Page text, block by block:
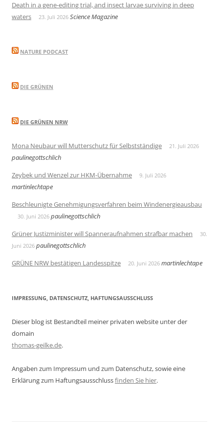
Death in a gene-editing trial, and insect larvae surviving in deep
waters
23. Juli 2026 Science Magazine
NATURE PODCAST
DIE GRÜNEN
DIE GRÜNEN NRW
Mona Neubaur will Mutterschutz für Selbstständige 21. Juli 2026
paulinegottschlich
Zeybek und Wenzel zur HKM-Übernahme
9. Juli 2026
martinlechtape
Beschleunigte Genehmigungsverfahren beim Windenergieausbau
30. Juni 2026 paulinegottschlich
Grüner Justizminister will Spanneraufnahmen strafbar machen
30.
Juni 2026 paulinegottschlich
GRÜNE NRW bestätigen Landesspitze
20. Juni 2026 martinlechtape
IMPRESSUNG, DATENSCHUTZ, HAFTUNGSAUSSCHLUSS
Dieser blog ist Bestandteil meiner privaten website unter der
domain
thomas-geilke.de.
Angaben zum Impressum und zum Datenschutz, sowie eine
Erklärung zum Haftungsausschlussfinden Sie hier.